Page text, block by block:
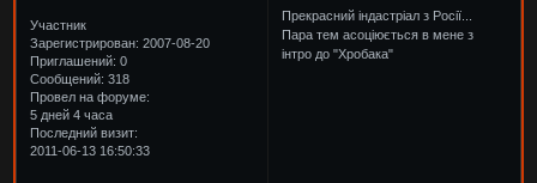
Участник
Зарегистрирован: 2007-08-20
Приглашений: 0
Сообщений: 318
Провел на форуме:
5 дней 4 часа
Последний визит:
2011-06-13 16:50:33
Прекрасний індастріал з Росії...
Пара тем асоціюється в мене з
інтро до "Хробака"